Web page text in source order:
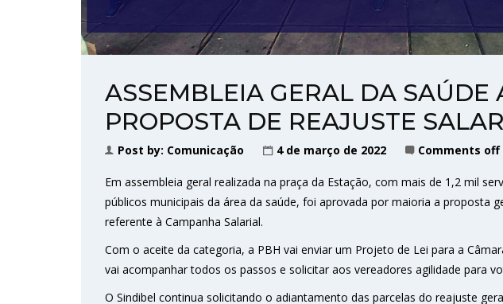
ASSEMBLEIA GERAL DA SAÚDE
PROPOSTA DE REAJUSTE
Post by: Comunicação 4 de março de 2022 Comments off
Em assembleia geral realizada na praça da Estação, com mais de 1,2 mil
públicos municipais da área da saúde, foi aprovada por maioria a proposta
referente à Campanha Salarial.
Com o aceite da categoria, a PBH vai enviar um Projeto de Lei para a
vai acompanhar todos os passos e solicitar aos vereadores agilidade para
O Sindibel continua solicitando o adiantamento das parcelas do reajuste